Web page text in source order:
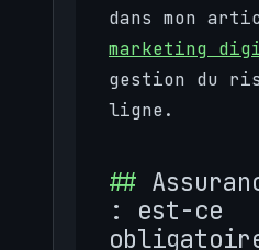
dans mon
marketing
gestion du
ligne.
: est-ce